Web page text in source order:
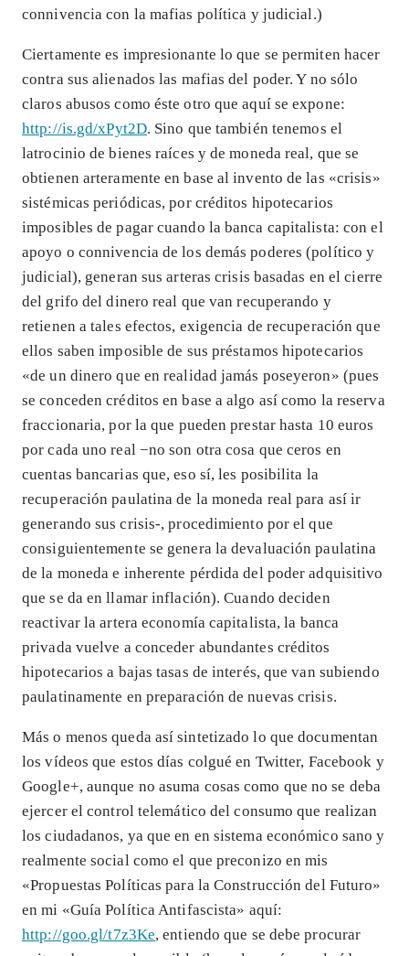
connivencia con la mafias política y judicial.)
Ciertamente es impresionante lo que se permiten hacer
contra sus alienados las mafias del poder. Y no sólo
claros abusos como éste otro que aquí se expone:
http://is.gd/xPyt2D. Sino que también tenemos el
latrocinio de bienes raíces y de moneda real, que se
obtienen arteramente en base al invento de las «crisis»
sistémicas periódicas, por créditos hipotecarios
imposibles de pagar cuando la banca capitalista: con el
apoyo o connivencia de los demás poderes (político y
judicial), generan sus arteras crisis basadas en el cierre
del grifo del dinero real que van recuperando y
retienen a tales efectos, exigencia de recuperación que
ellos saben imposible de sus préstamos hipotecarios
«de un dinero que en realidad jamás poseyeron» (pues
se conceden créditos en base a algo así como la reserva
fraccionaria, por la que pueden prestar hasta 10 euros
por cada uno real −no son otra cosa que ceros en
cuentas bancarias que, eso sí, les posibilita la
recuperación paulatina de la moneda real para así ir
generando sus crisis-, procedimiento por el que
consiguientemente se genera la devaluación paulatina
de la moneda e inherente pérdida del poder adquisitivo
que se da en llamar inflación). Cuando deciden
reactivar la artera economía capitalista, la banca
privada vuelve a conceder abundantes créditos
hipotecarios a bajas tasas de interés, que van subiendo
paulatinamente en preparación de nuevas crisis.
Más o menos queda así sintetizado lo que documentan
los vídeos que estos días colgué en Twitter, Facebook y
Google+, aunque no asuma cosas como que no se deba
ejercer el control telemático del consumo que realizan
los ciudadanos, ya que en en sistema económico sano y
realmente social como el que preconizo en mis
«Propuestas Políticas para la Construcción del Futuro»
en mi «Guía Política Antifascista» aquí:
http://goo.gl/t7z3Ke, entiendo que se debe procurar